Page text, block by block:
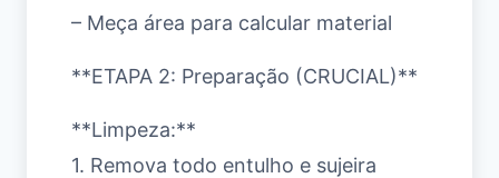
– Meça área para calcular material
**ETAPA 2: Preparação (CRUCIAL)**
**Limpeza:**
1. Remova todo entulho e sujeira